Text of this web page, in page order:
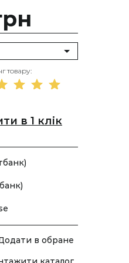
товару:
в 1 клік
в обране